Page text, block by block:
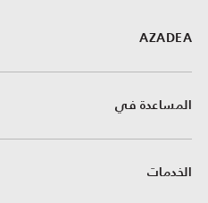
AZADEA
المساعدة في
الخدمات